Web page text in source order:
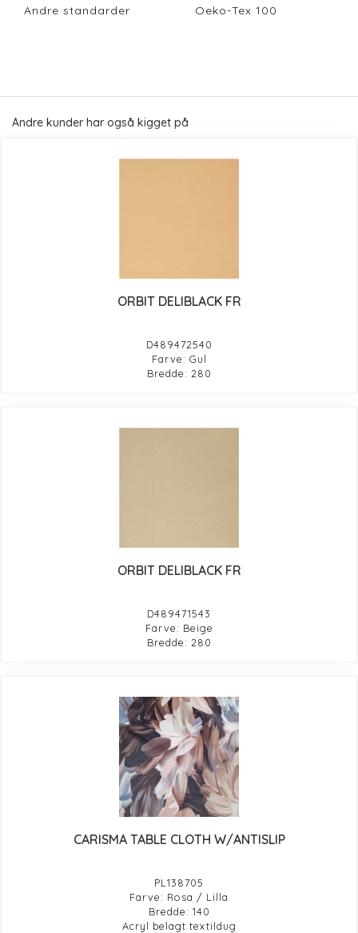
Andre standarder
Oeko-Tex 100
Andre kunder har også kigget på
ORBIT DELIBLACK FR
D489472540
Farve: Gul
Bredde: 280
ORBIT DELIBLACK FR
D489471543
Farve: Beige
Bredde: 280
CARISMA TABLE CLOTH W/ANTISLIP
PL138705
Farve: Rosa / Lilla
Bredde: 140
Acryl belagt textildug